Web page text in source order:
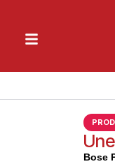
Bose